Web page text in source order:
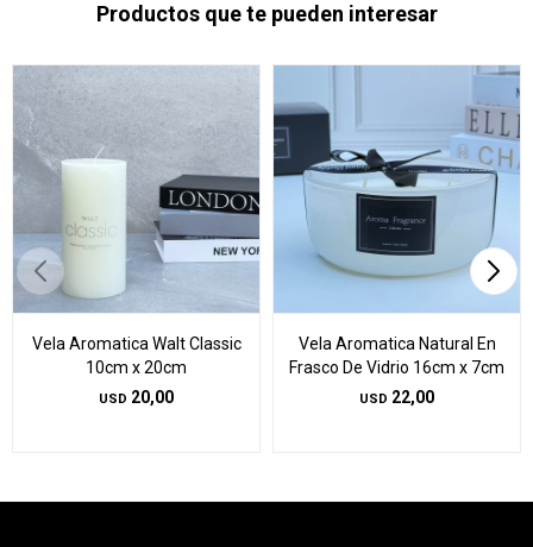
Productos que te pueden interesar
Vela Aromatica Walt Classic
10cm x 20cm
USD 20,00
Vela Aromatica Natural En
Frasco De Vidrio 16cm x 7cm
USD 22,00